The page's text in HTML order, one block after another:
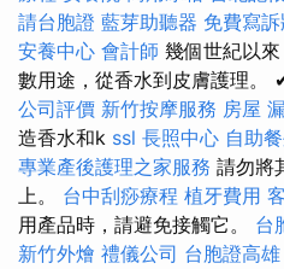
請台胞證 藍芽助聽器 免費寫訴
安養中心 會計師 幾個世紀以
數用途，從香水到皮膚護理。
公司評價 新竹按摩服務 房屋
造香水和k ssl 長照中心 自助
專業產後護理之家服務 請勿將
上。 台中刮痧療程 植牙費用
用產品時，請避免接觸它。 台
新竹外燴 禮儀公司 台胞證高雄